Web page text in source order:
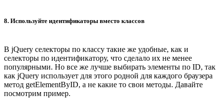
8. Используйте идентификаторы вместо классов
В jQuery селекторы по классу такие же удобные, как и
селекторы по идентификатору, что сделало их не менее
популярными. Но все же лучше выбирать элементы по ID, так
как jQuery использует для этого родной для каждого браузера
метод getElementByID, а не какие то свои методы. Давайте
посмотрим пример.